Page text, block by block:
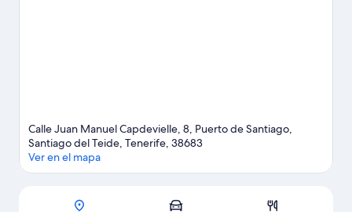
Calle Juan Manuel Capdevielle, 8, Puerto de Santiago,
Santiago del Teide, Tenerife, 38683
Ver en el mapa